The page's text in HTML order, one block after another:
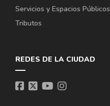
Servicios y Espacios Públicos
Tributos
REDES DE LA CIUDAD